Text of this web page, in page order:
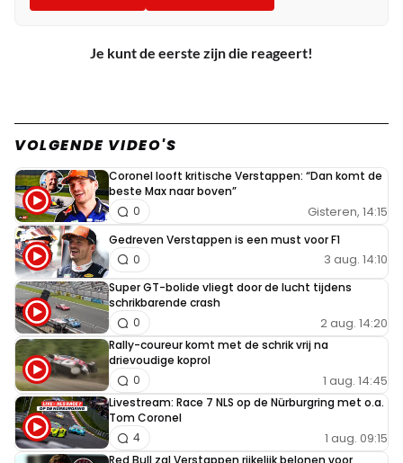
Je kunt de eerste zijn die reageert!
VOLGENDE VIDEO'S
Coronel looft kritische Verstappen: “Dan komt de
beste Max naar boven”
Gisteren, 14:15
0
Gedreven Verstappen is een must voor F1
3 aug. 14:10
0
Super GT-bolide vliegt door de lucht tijdens
schrikbarende crash
2 aug. 14:20
0
Rally-coureur komt met de schrik vrij na
drievoudige koprol
1 aug. 14:45
0
Livestream: Race 7 NLS op de Nürburgring met o.a.
Tom Coronel
1 aug. 09:15
4